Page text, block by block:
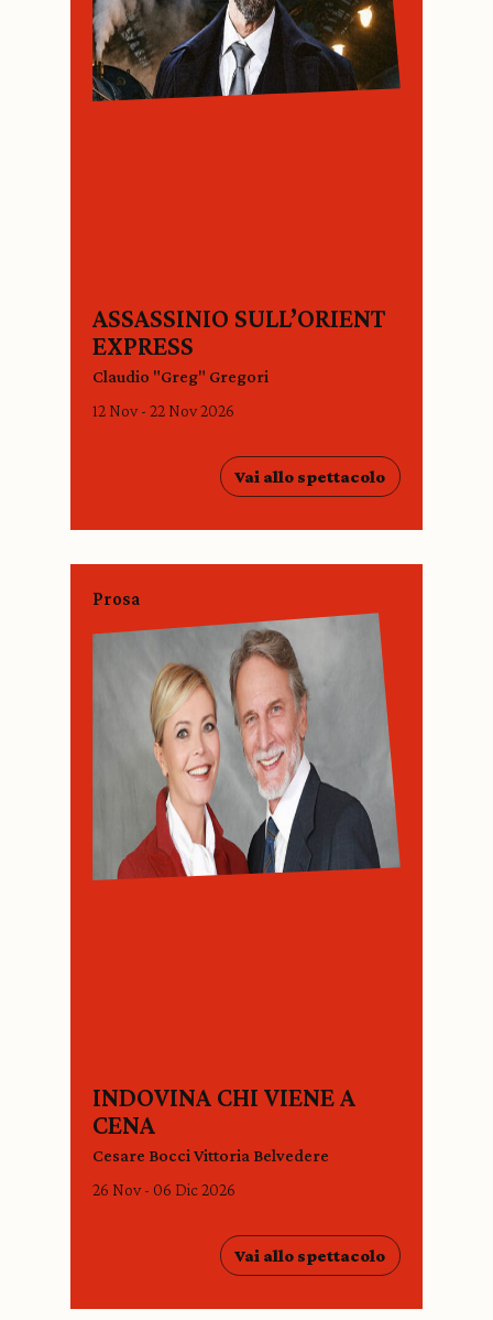
ASSASSINIO SULL’ORIENT
EXPRESS
Claudio "Greg" Gregori
12 Nov - 22 Nov 2026
Vai allo spettacolo
Prosa
INDOVINA CHI VIENE A
CENA
Cesare Bocci Vittoria Belvedere
26 Nov - 06 Dic 2026
Vai allo spettacolo